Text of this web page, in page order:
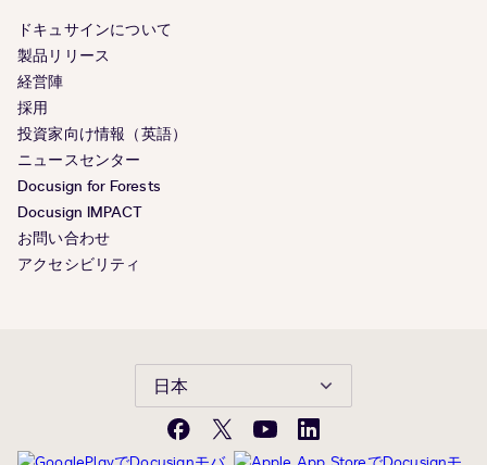
ドキュサインについて
製品リリース
経営陣
採用
投資家向け情報（英語）
ニュースセンター
Docusign for Forests
Docusign IMPACT
お問い合わせ
アクセシビリティ
日本
Facebook
X(旧
YouTubeLinkedIn